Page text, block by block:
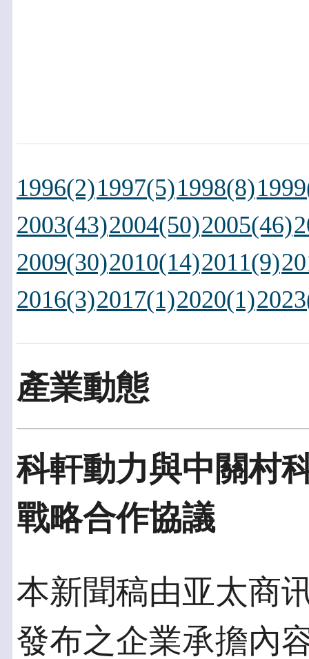
1996(2)1997(5)1998(8)
2003(43)2004(50)2005(46)
2009(30)2010(14)2011(9)
2016(3)2017(1)2020(1)
產業動態
科軒動力與中關村
戰略合作協議
本新聞稿由亚太商
發布之企業承擔內